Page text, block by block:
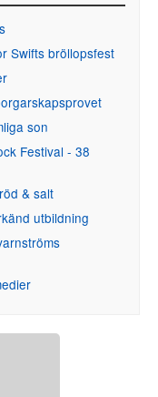
Swifts bröllopsfest
son
Festival - 38
& salt
utbildning